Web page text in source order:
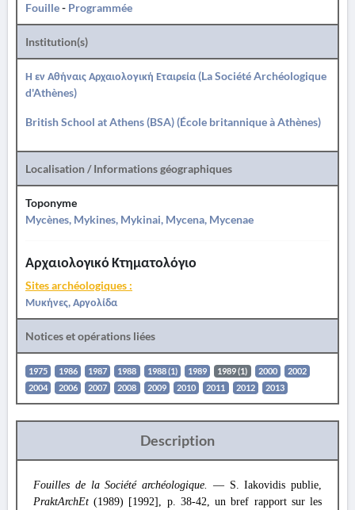
Fouille- Programmée
Institution(s)
Η εν Αθήναις Αρχαιολογική Εταιρεία (La Société Archéologique
d'Athènes)
British School at Athens (BSA) (École britannique à Athènes)
Localisation / Informations géographiques
Toponyme
Mycènes, Mykines, Mykinai, Mycena, Mycenae
Αρχαιολογικό Κτηματολόγιο
Sites archéologiques :
Μυκήνες, Αργολίδα
Notices et opérations liées
1975 1986 1987 1988 1988 (1) 1989 1989 (1) 2000
2002
2004
2006 2007 2008 2009 2010 2011 2012 2013
Description
Fouilles de la Société archéologique. — S. Iakovidis publie,
PraktArchEt(1989) [1992], p. 38-42, un bref rapport sur les